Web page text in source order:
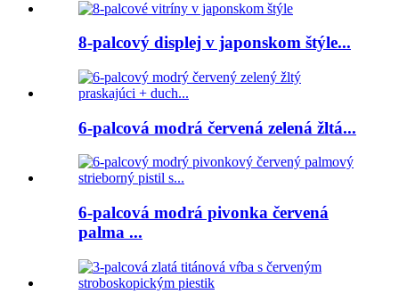
8-palcový displej v japonskom štýle...
6-palcová modrá červená zelená žltá...
6-palcová modrá pivonka červená
palma ...